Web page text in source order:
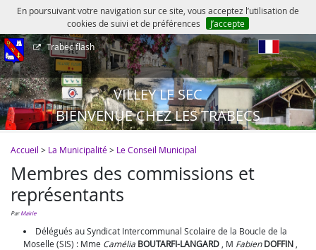
En poursuivant votre navigation sur ce site, vous acceptez l’utilisation de
cookies de suivi et de préférences
J’accepte
Trabec flash
VILLEY LE SEC
BIENVENUE CHEZ LES TRABECS
Accueil > La Municipalité> Le Conseil Municipal
Membres des commissions et
représentants
parMairie
Délégués au Syndicat Intercommunal Scolaire de la Boucle de la
Moselle (SIS) : Mme Camélia BOUTARFI-LANGARD M Fabien DOFFIN